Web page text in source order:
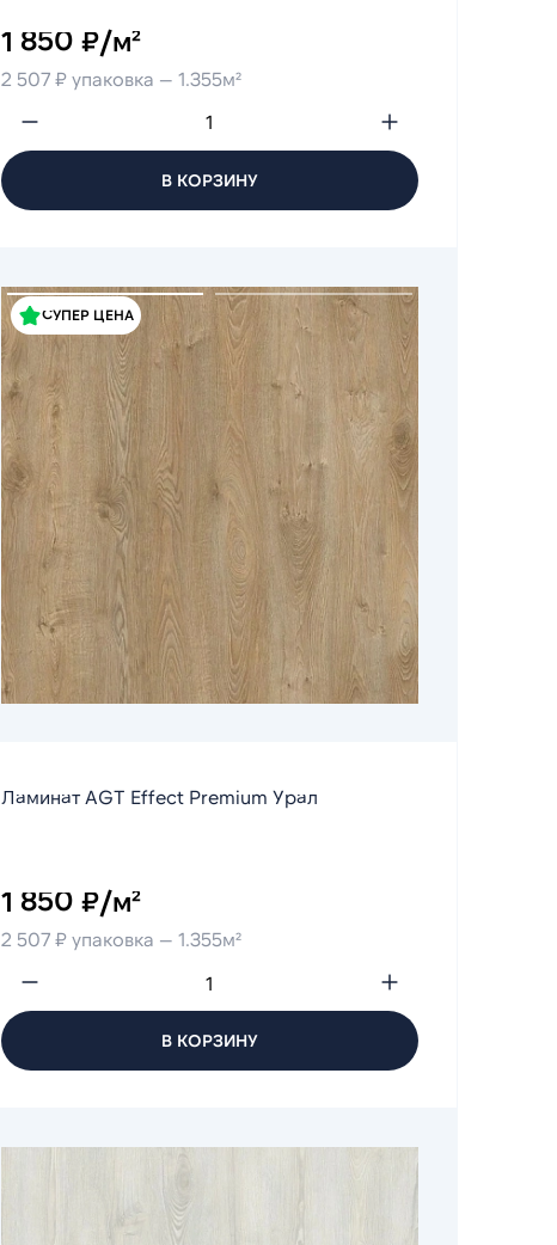
1 850 ₽/м²
2 507 ₽ упаковка — 1.355м²
В КОРЗИНУ
СУПЕР ЦЕНА
Ламинат AGT Effect Premium Урал
1 850 ₽/м²
2 507 ₽ упаковка — 1.355м²
В КОРЗИНУ